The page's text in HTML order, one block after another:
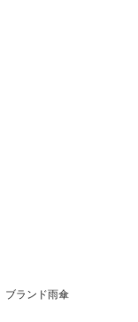
ブランド雨傘